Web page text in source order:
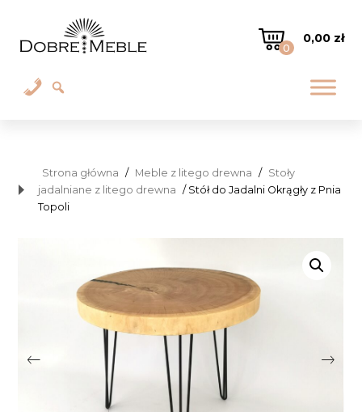
0
0,00 zł
Strona główna / Meble z litego drewna / Stoły
jadalniane z litego drewna / Stół do Jadalni Okrągły z Pnia
Topoli